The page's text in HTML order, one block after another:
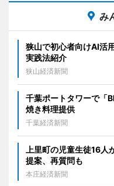
み
狭山で初心者向けAI活
実践法紹介
狭山経済新聞
千葉ポートタワーで「
焼き料理提供
千葉経済新聞
上里町の児童生徒16
提案、再質問も
本庄経済新聞